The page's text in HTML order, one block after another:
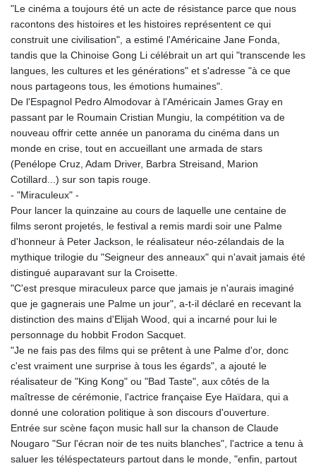
GEL 2.610391
GGP 0.74148
GHS 11.700039
GIP 0.74148
GNF
8756.649224
GTQ 7.607144
GYD 208.588851
HKD 7.84315
HTG 130.363707
HUF 314.060388
IDR 17801
ILS 2.99985
INR 95.210504
1306.058902
1375550.000352
ISK 123.340386
JEP 0.74148
JMD 158.335856
JOD 0.70904
JPY 157.80604
KES 129.014401
KGS 87.450384
"Le cinéma a toujours été un acte de résistance parce que nous
racontons des histoires et les histoires représentent ce qui
construit une civilisation", a estimé l'Américaine Jane Fonda,
tandis que la Chinoise Gong Li célébrait un art qui "transcende les
langues, les cultures et les générations" et s'adresse "à ce que
nous partageons tous, les émotions humaines".
De l'Espagnol Pedro Almodovar à l'Américain James Gray en
passant par le Roumain Cristian Mungiu, la compétition va de
nouveau offrir cette année un panorama du cinéma dans un
monde en crise, tout en accueillant une armada de stars
(Penélope Cruz, Adam Driver, Barbra Streisand, Marion
Cotillard...) sur son tapis rouge.
- "Miraculeux" -
Pour lancer la quinzaine au cours de laquelle une centaine de
films seront projetés, le festival a remis mardi soir une Palme
d'honneur à Peter Jackson, le réalisateur néo-zélandais de la
mythique trilogie du "Seigneur des anneaux" qui n'avait jamais été
distingué auparavant sur la Croisette.
"C'est presque miraculeux parce que jamais je n'aurais imaginé
que je gagnerais une Palme un jour", a-t-il déclaré en recevant la
distinction des mains d'Elijah Wood, qui a incarné pour lui le
personnage du hobbit Frodon Sacquet.
"Je ne fais pas des films qui se prêtent à une Palme d'or, donc
c'est vraiment une surprise à tous les égards", a ajouté le
réalisateur de "King Kong" ou "Bad Taste", aux côtés de la
maîtresse de cérémonie, l'actrice française Eye Haïdara, qui a
donné une coloration politique à son discours d'ouverture.
Entrée sur scène façon music hall sur la chanson de Claude
Nougaro "Sur l'écran noir de tes nuits blanches", l'actrice a tenu à
saluer les téléspectateurs partout dans le monde, "enfin, partout